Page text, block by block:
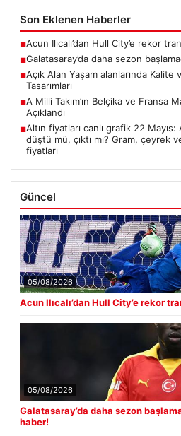
Son Eklenen Haberler
■Acun Ilıcalı’dan Hull City’e rekor
■Galatasaray’da daha sezon
■Açık Alan Yaşam alanlarında Kalite
Tasarımları
■A Milli Takım’ın Belçika ve Fransa
Açıklandı
■Altın fiyatları canlı grafik 22
düştü mü, çıktı mı? Gram, çeyrek
fiyatları
Güncel
05/08/2026
Acun Ilıcalı’dan Hull City’e rekor
05/08/2026
Galatasaray’da daha sezon
haber!